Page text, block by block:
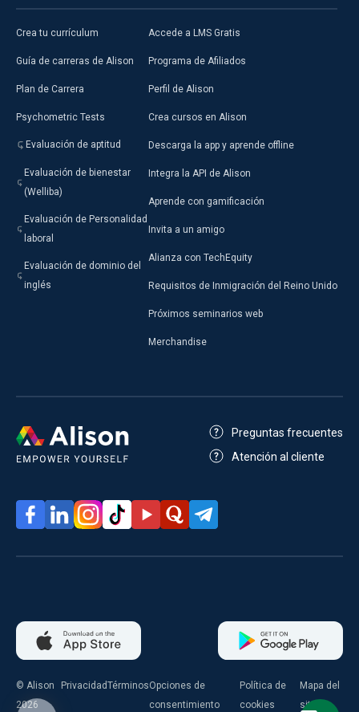
Crea tu currículum
Guía de carreras de Alison
Plan de Carrera
Psychometric Tests
Evaluación de aptitud
Evaluación de bienestar
(Welliba)
Evaluación de Personalidad
laboral
Evaluación de dominio del
inglés
Accede a LMS Gratis
Programa de Afiliados
Perfil de Alison
Crea cursos en Alison
Descarga la app y aprende offline
Integra la API de Alison
Aprende con gamificación
Invita a un amigo
Alianza con TechEquity
Requisitos de Inmigración del Reino Unido
Próximos seminarios web
Merchandise
Preguntas frecuentes
Atención al cliente
© Alison
2026
PrivacidadTérminosOpciones de
consentimiento
Política de
cookies
Mapa del
sitio